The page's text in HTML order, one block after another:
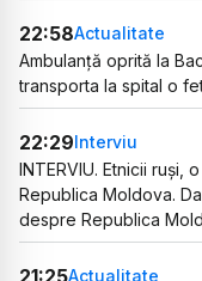
22:58Actualitate
Ambulanță oprită la
transporta la spital o
22:29Interviu
INTERVIU. Etnicii ruși,
Republica Moldova.
despre Republica
21:25Actualitate